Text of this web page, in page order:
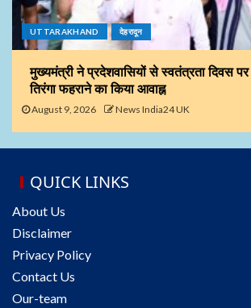
UTTARAKHAND देहरादून
मुख्यमंत्री ने प्रदेशवासियों से स्वतंत्रता दिवस
तिरंगा फहराने का किया आवाह्न
August 9, 2026 News India24 UK
QUICK LINKS
About Us
Disclaimer
Privacy Policy
Contact Us
Our-team